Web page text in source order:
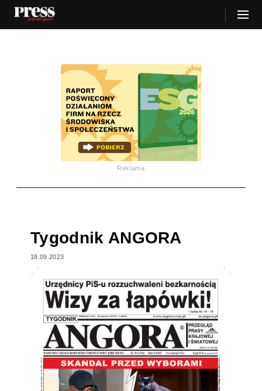
Reklama
Tygodnik ANGORA
18.09.2023